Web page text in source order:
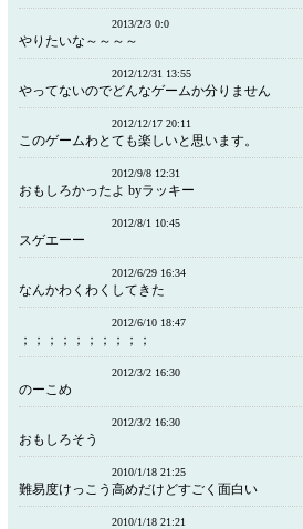
2013/2/3 0:0
やりたいな～～～～
2012/12/31 13:55
やってないのでどんなゲームか分りません
2012/12/17 20:11
このゲームわとても楽しいと思います。
2012/9/8 12:31
おもしろかったよ byラッキー
2012/8/1 10:45
スゲエーー
2012/6/29 16:34
なんかわくわくしてきた
2012/6/10 18:47
；；；；；；；；；；
2012/3/2 16:30
のーこめ
2012/3/2 16:30
おもしろそう
2010/1/18 21:25
難易度けっこう高めだけどすごく面白い
2010/1/18 21:21